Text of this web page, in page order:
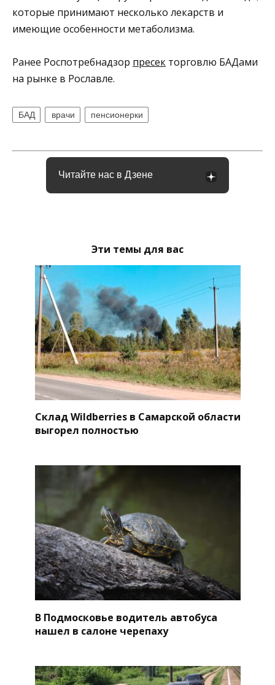
которые принимают несколько лекарств и
имеющие особенности метаболизма.
Ранее Роспотребнадзор пресек торговлю БАДами
на рынке в Рославле.
БАД врачи пенсионерки
Читайте нас в Дзене
Эти темы для вас
Склад Wildberries в Самарской области
выгорел полностью
В Подмосковье водитель автобуса
нашел в салоне черепаху